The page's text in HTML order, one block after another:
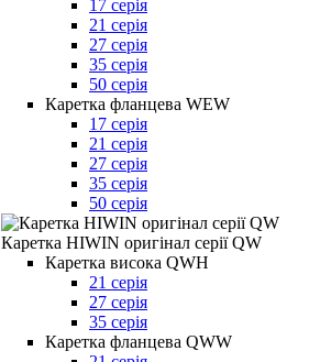
17 серія
21 серія
27 серія
35 серія
50 серія
Каретка фланцева WEW
17 серія
21 серія
27 серія
35 серія
50 серія
Каретка HIWIN оригінал серії QW
Каретка висока QWH
21 серія
27 серія
35 серія
Каретка фланцева QWW